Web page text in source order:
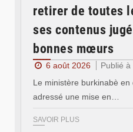
retirer de toutes
ses contenus
bonnes mœurs
6 août 2026
Publié à
Le ministère burkinabè
adressé une mise en…
SAVOIR PLUS